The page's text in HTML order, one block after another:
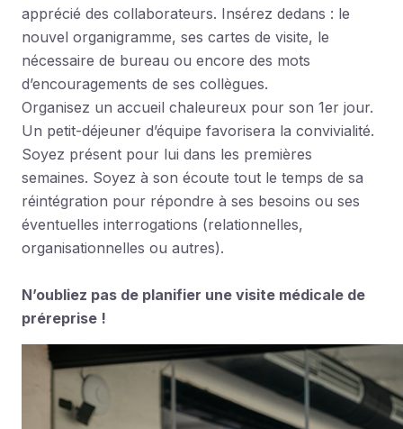
apprécié des collaborateurs. Insérez dedans : le
nouvel organigramme, ses cartes de visite, le
nécessaire de bureau ou encore des mots
d’encouragements de ses collègues.
Organisez un accueil chaleureux pour son 1er jour.
Un petit-déjeuner d’équipe favorisera la convivialité.
Soyez présent pour lui dans les premières
semaines. Soyez à son écoute tout le temps de sa
réintégration pour répondre à ses besoins ou ses
éventuelles interrogations (relationnelles,
organisationnelles ou autres).
N’oubliez pas de planifier une visite médicale de
préreprise !